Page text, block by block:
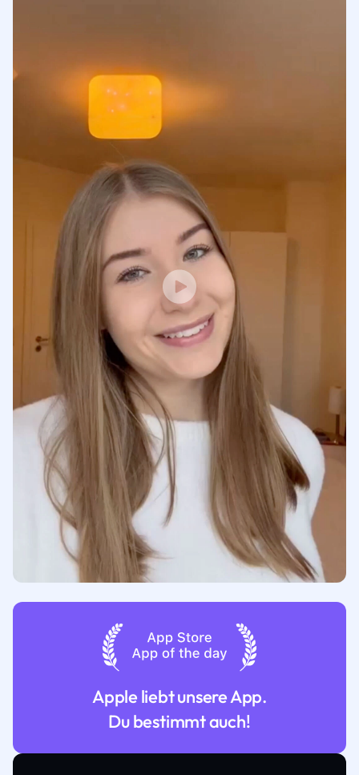
Apple liebt unsere App.
Du bestimmt auch!